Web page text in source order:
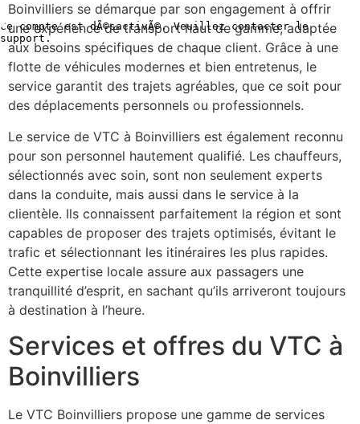
Boinvilliers se démarque par son engagement à offrir
une expérience de transport haut de gamme, adaptée
aux besoins spécifiques de chaque client. Grâce à une
flotte de véhicules modernes et bien entretenus, le
service garantit des trajets agréables, que ce soit pour
des déplacements personnels ou professionnels.
Le service de VTC à Boinvilliers est également reconnu
pour son personnel hautement qualifié. Les chauffeurs,
sélectionnés avec soin, sont non seulement experts
dans la conduite, mais aussi dans le service à la
clientèle. Ils connaissent parfaitement la région et sont
capables de proposer des trajets optimisés, évitant le
trafic et sélectionnant les itinéraires les plus rapides.
Cette expertise locale assure aux passagers une
tranquillité d’esprit, en sachant qu’ils arriveront toujours
à destination à l’heure.
Services et offres du VTC à
Boinvilliers
Le VTC Boinvilliers propose une gamme de services